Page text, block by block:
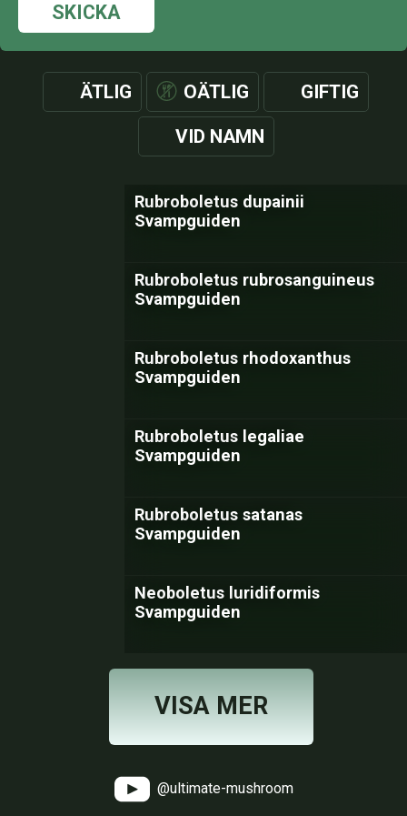
SKICKA
ÄTLIG OÄTLIG GIFTIG
VID NAMN
Rubroboletus dupainii
Svampguiden
Rubroboletus rubrosanguineus
Svampguiden
Rubroboletus rhodoxanthus
Svampguiden
Rubroboletus legaliae
Svampguiden
Rubroboletus satanas
Svampguiden
Neoboletus luridiformis
Svampguiden
VISA MER
@ultimate-mushroom